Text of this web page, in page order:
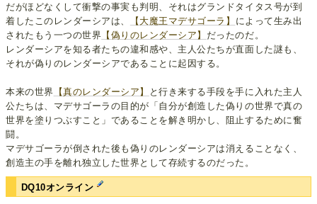
だがほどなくして衝撃の事実も判明、それはグランドタイタス号が到
着したこのレンダーシアは、
【大魔王マデサゴーラ】 によって生み出
されたもう一つの世界 【偽りのレンダーシア】 だったのだ。
レンダーシアを知る者たちの違和感や、主人公たちが直面した謎も、
それが偽りのレンダーシアであることに起因する。
本来の世界 【真のレンダーシア】
と行き来する手段を手に入れた主人
公たちは、マデサゴーラの目的が「自分が創造した偽りの世界で真の
世界を塗りつぶすこと」であることを解き明かし、阻止するために奮
闘。
マデサゴーラが倒された後も偽りのレンダーシアは消えることなく、
創造主の手を離れ独立した世界として存続するのだった。
DQ10オンライン